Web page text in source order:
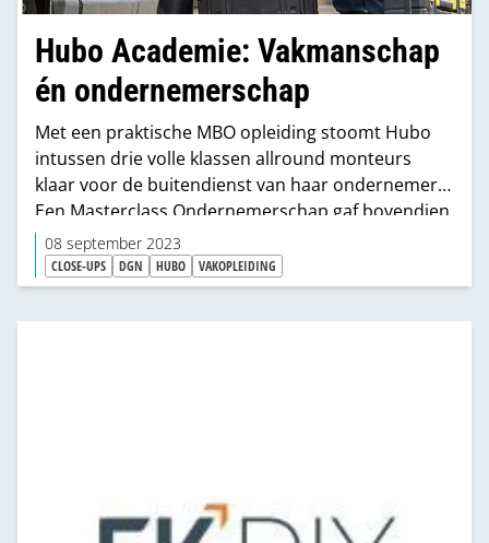
Hubo Academie: Vakmanschap
én ondernemerschap
Met een praktische MBO opleiding stoomt Hubo
intussen drie volle klassen allround monteurs
klaar voor de buitendienst van haar ondernemers.
Een Masterclass Ondernemerschap gaf bovendien
20 ondernemers en medewerkers een boost in
hun ondernemerschap.
08 september 2023
CLOSE-UPS DGN HUBO VAKOPLEIDING